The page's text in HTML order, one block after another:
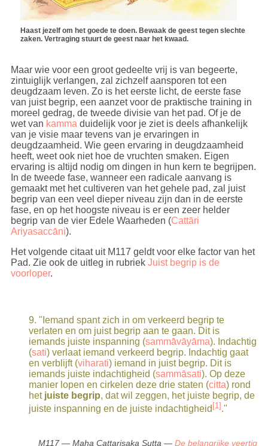
Haast jezelf om het goede te doen. Bewaak de geest tegen slechte
zaken. Vertraging stuurt de geest naar het kwaad.
Maar wie voor een groot gedeelte vrij is van begeerte,
zintuiglijk verlangen, zal zichzelf aansporen tot een
deugdzaam leven. Zo is het eerste licht, de eerste fase
van juist begrip, een aanzet voor de praktische training in
moreel gedrag, de tweede divisie van het pad. Of je de
wet van kamma duidelijk voor je ziet is deels afhankelijk
van je visie maar tevens van je ervaringen in
deugdzaamheid. Wie geen ervaring in deugdzaamheid
heeft, weet ook niet hoe de vruchten smaken. Eigen
ervaring is altijd nodig om dingen in hun kern te begrijpen.
In de tweede fase, wanneer een radicale aanvang is
gemaakt met het cultiveren van het gehele pad, zal juist
begrip van een veel dieper niveau zijn dan in de eerste
fase, en op het hoogste niveau is er een zeer helder
begrip van de vier Edele Waarheden (Cattāri
Ariyasaccāni).
Het volgende citaat uit M117 geldt voor elke factor van het
Pad. Zie ook de uitleg in rubriek Juist begrip is de
voorloper.
9. "Iemand spant zich in om verkeerd begrip te
verlaten en om juist begrip aan te gaan. Dit is
iemands juiste inspanning (sammāvāyāma). Indachtig
(sati) verlaat iemand verkeerd begrip. Indachtig gaat
en verblijft (viharati) iemand in juist begrip. Dit is
iemands juiste indachtigheid (sammāsati). Op deze
manier lopen en cirkelen deze drie staten (citta) rond
het juiste begrip, dat wil zeggen, het juiste begrip, de
juiste inspanning en de juiste indachtigheid [1]."
M117 — Maha Cattarisaka Sutta —De belangrijke veertig